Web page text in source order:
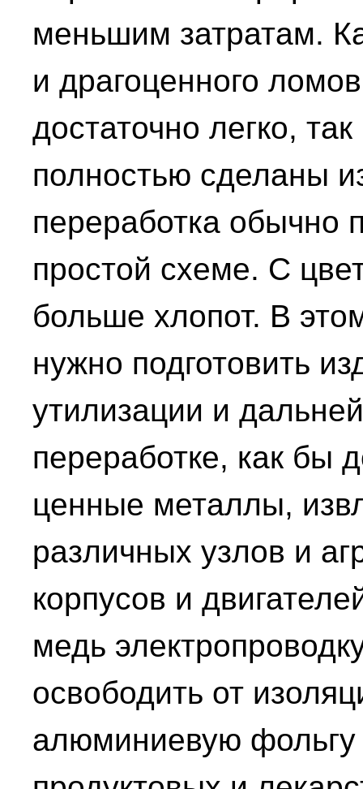
меньшим затратам.
и драгоценного
достаточно легко,
полностью сделаны
переработка обычно
простой схеме. С
больше хлопот. В
нужно подготовить
утилизации и
переработке, как бы
ценные металлы,
различных узлов и
корпусов и
медь
освободить от
алюминиевую фольгу